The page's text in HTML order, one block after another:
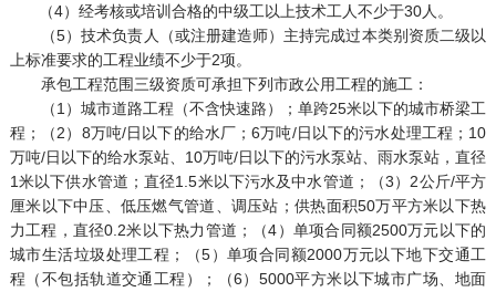
（4）经考核或培训合格的中级工以上技术工人不少于30人。
（5）技术负责人（或注册建造师）主持完成过本类别资质二级以
上标准要求的工程业绩不少于2项。
承包工程范围三级资质可承担下列市政公用工程的施工：
（1）城市道路工程（不含快速路）；单跨25米以下的城市桥梁工
程；（2）8万吨/日以下的给水厂；6万吨/日以下的污水处理工程；10
万吨/日以下的给水泵站、10万吨/日以下的污水泵站、雨水泵站，直径
1米以下供水管道；直径1.5米以下污水及中水管道；（3）2公斤/平方
厘米以下中压、低压燃气管道、调压站；供热面积50万平方米以下热
力工程，直径0.2米以下热力管道；（4）单项合同额2500万元以下的
城市生活垃圾处理工程；（5）单项合同额2000万元以下地下交通工
程（不包括轨道交通工程）；（6）5000平方米以下城市广场、地面